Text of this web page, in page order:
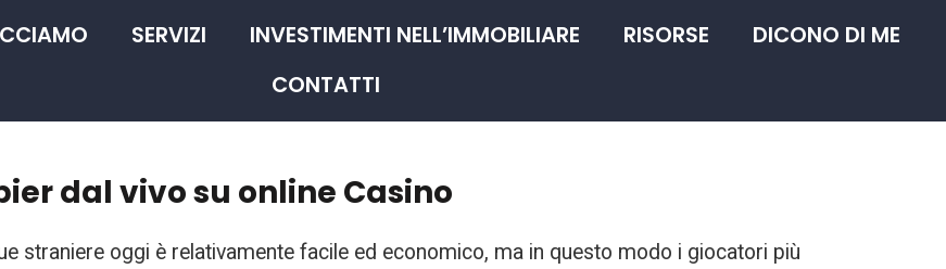
SERVIZI INVESTIMENTI NELL’IMMOBILIARE RISORSE
DICONO DI ME
CONTATTI
dal vivo su online Casino
straniere oggi è relativamente facile ed economico, ma in questo modo i giocatori più